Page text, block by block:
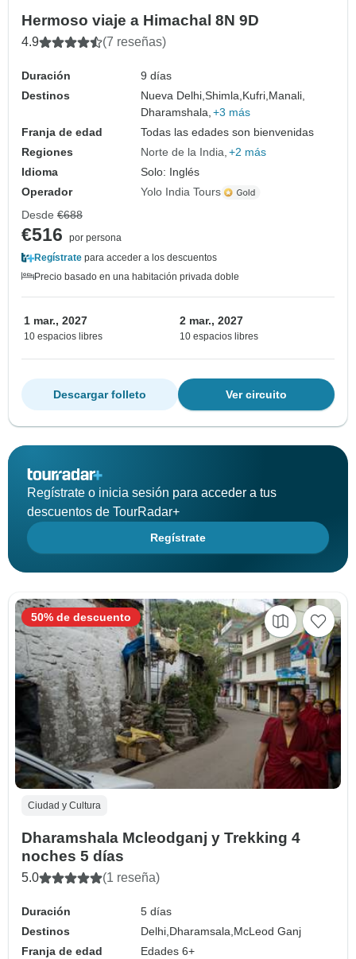
Hermoso viaje a Himachal 8N 9D
4.9 (7 reseñas)
Duración
9 días
Destinos
Nueva Delhi,Shimla, Kufri, Manali,
Dharamshala, +3 más
Franja de edad
Todas las edades son bienvenidas
Regiones
Norte de la India +2 más
Idioma
Solo: Inglés
Operador
Yolo India Tours
Desde €688
€516
por persona
Regístrate para acceder a los descuentos
Precio basado en una habitación privada doble
1 mar., 2027
10 espacios libres
2 mar., 2027
10 espacios libres
Ver circuito
Descargar folleto
Regístrate o inicia sesión para acceder a tus
descuentos de TourRadar+
Regístrate
Ciudad y Cultura
Dharamshala Mcleodganj y Trekking 4
noches 5 días
5.0 (1 reseña)
Duración
5 días
Destinos
Delhi,Dharamsala,McLeod Ganj
Franja de edad
Edades 6+
50% de descuento